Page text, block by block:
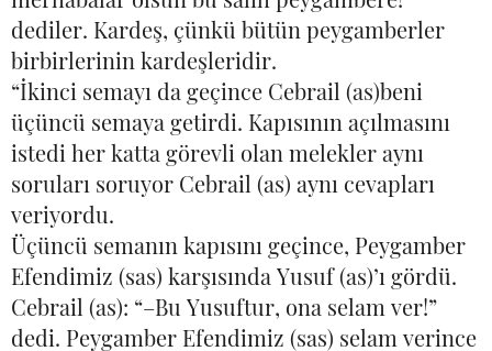
dediler. Kardeş, çünkü bütün peygamberler
birbirlerinin kardeşleridir.
“İkinci semayı da geçince Cebrail (as)beni
üçüncü semaya getirdi. Kapısının açılmasını
istedi her katta görevli olan melekler aynı
soruları soruyor Cebrail (as) aynı cevapları
veriyordu.
Üçüncü semanın kapısını geçince, Peygamber
Efendimiz (sas) karşısında Yusuf (as)’ı gördü.
Cebrail (as): “–Bu Yusuftur, ona selam ver!”
dedi. Peygamber Efendimiz (sas) selam verince